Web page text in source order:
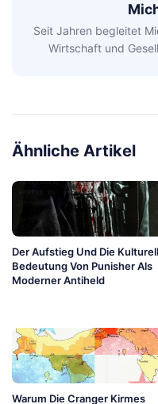
Seit Jahren begleitet
Wirtschaft und
Ähnliche Artikel
Der Aufstieg Und Die
Bedeutung Von Punisher Als
Moderner Antiheld
Warum Die Cranger Kirmes